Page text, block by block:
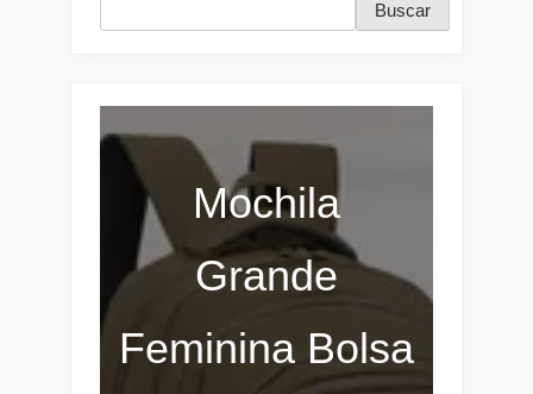
Buscar
Mochila
Grande
Feminina Bolsa